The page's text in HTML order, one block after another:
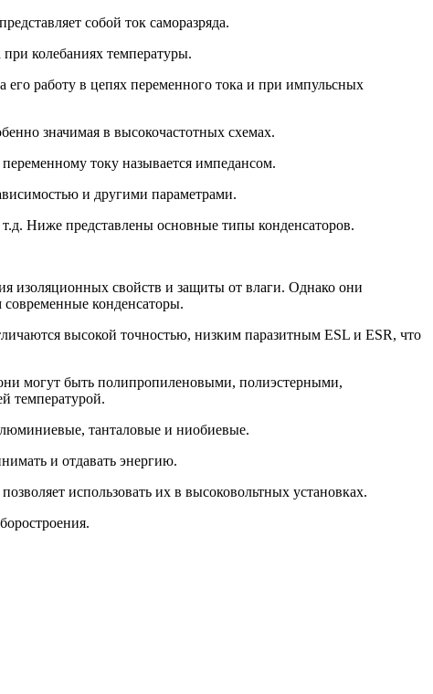
собой ток саморазряда.
колебаниях температуры.
его работу в цепях переменного тока и при импульсных
значимая в высокочастотных схемах.
току называется импедансом.
и другими параметрами.
Ниже представлены основные типы конденсаторов.
изоляционных свойств и защиты от влаги. Однако они
конденсаторы.
высокой точностью, низким паразитным ESL и ESR, что
могут быть полипропиленовыми, полиэстерными,
температурой.
танталовые и ниобиевые.
и отдавать энергию.
использовать их в высоковольтных установках.